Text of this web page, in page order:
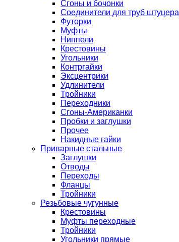
Сгоны и бочонки
Соединители для труб штуцера
Футорки
Муфты
Ниппели
Крестовины
Угольники
Контргайки
Эксцентрики
Удлинители
Тройники
Переходники
Сгоны-Американки
Пробки и заглушки
Прочее
Накидные гайки
Приварные стальные
Заглушки
Отводы
Переходы
Фланцы
Тройники
Резьбовые чугунные
Крестовины
Муфты переходные
Тройники
Угольники прямые